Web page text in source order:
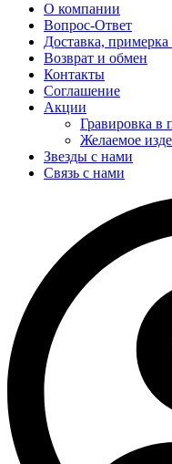
О компании
Вопрос-Ответ
Доставка, примерка
Возврат и обмен
Контакты
Соглашение
Акции
Гравировка в
Желаемое
Звезды с нами
Связь с нами